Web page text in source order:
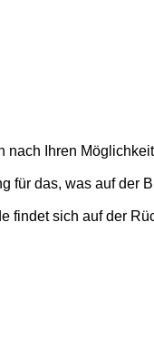
Ihren
für das, was auf der
findet sich auf der